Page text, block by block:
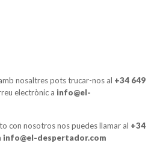
nosaltres pots trucar-nos al +34 649
electrònic a info@el-
con nosotros nos puedes llamar al +34
info@el-despertador.com